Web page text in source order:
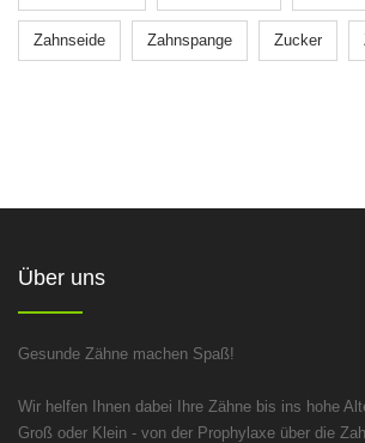
Zahnseide Zahnspange Zucker
Über uns
Gesunde Zähne machen Spaß!
Wir helfen Ihnen dabei Ihre Zähne bis ins hohe
Groß oder Klein - von der Prophylaxe über die